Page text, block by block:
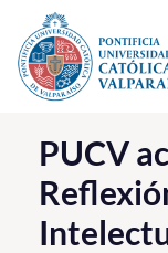
Click acá para ir
La Universidad
Investigación,
PUCV
PUCV